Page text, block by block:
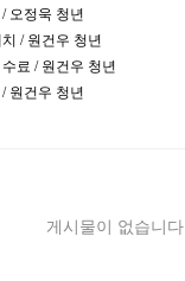
오정욱 청년
/ 원건우 청년
료 / 원건우 청년
원건우 청년
게시물이 없습니다.